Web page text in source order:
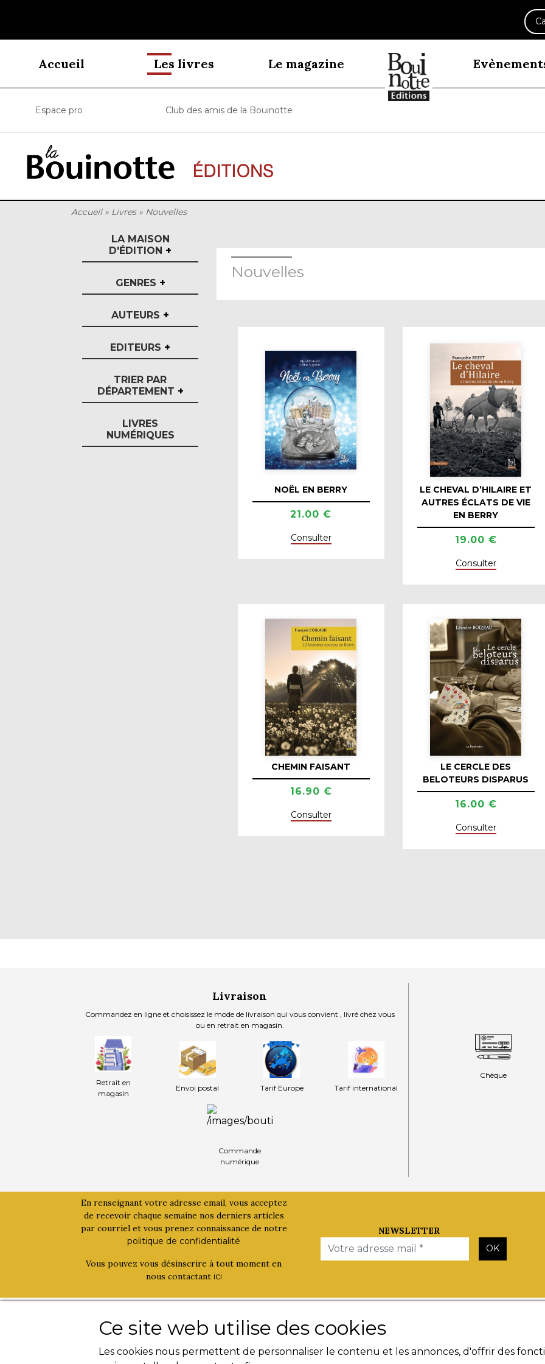
Ce site web utilise des cookies
Les cookies nous permettent de personnaliser le contenu et les annonces, d'offrir des
Accueil Les livres Le magazine
Espace pro Club des amis de la Bouinotte
Accueil» Livres» Nouvelles
LA MAISON
D'ÉDITION +
GENRES +
AUTEURS +
EDITEURS +
TRIER PAR
DÉPARTEMENT +
LIVRES
NUMÉRIQUES
Nouvelles
NOËL EN BERRY
21.00 €
Consulter
LE CHEVAL D’HILAIRE ET
AUTRES ÉCLATS DE VIE
EN BERRY
19.00 €
Consulter
CHEMIN FAISANT
16.90 €
Consulter
LE CERCLE DES
BELOTEURS DISPARUS
16.00 €
Consulter
Livraison
Commandez en ligne et choisissez le mode de livraison qui vous convient , livré chez vous
ou en retrait en magasin.
Retrait en
magasin
Envoi postal Tarif Europe Tarif international
Commande
numérique
Chèque
En renseignant votre adresse email, vous acceptez
de recevoir chaque semaine nos derniers articles
par courriel et vous prenez connaissance de notre
politique de confidentialité
Vous pouvez vous désinscrire à tout moment en
nous contactant ici
NEWSLETTER
Email OK
Contact
Activités
Magazines
Les Evènements
Nuit de la Bouinotte
Livres